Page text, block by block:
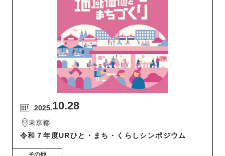
2025.10.28
東京都
令和７年度URひと・まち・くらしシンポジウム
その他